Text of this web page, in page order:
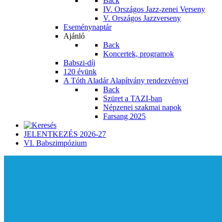
IV. Országos Jazz-zenei Verseny
V. Országos Jazzverseny
Eseménynaptár
Ajánló
Back
Koncertek, programok
Babszi-díj
120 évünk
A Tóth Aladár Alapítvány rendezvényei
Back
Szüret a TAZI-ban
Népzenei szakmai napok
Farsang 2025
JELENTKEZÉS 2026-27
VI. Babszimpózium